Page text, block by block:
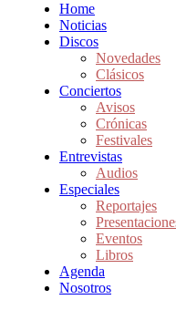
Home
Noticias
Discos
Novedades
Clásicos
Conciertos
Avisos
Crónicas
Festivales
Entrevistas
Audios
Especiales
Reportajes
Eventos
Libros
Agenda
Nosotros